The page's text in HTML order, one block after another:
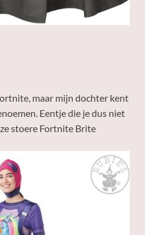
maar mijn dochter kent
Eentje die je dus niet
stoere Fortnite Brite